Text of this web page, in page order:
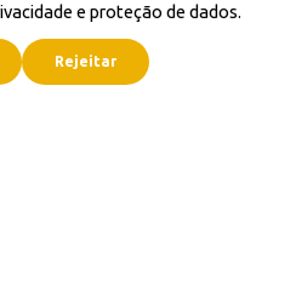
e proteção de dados.
Rejeitar